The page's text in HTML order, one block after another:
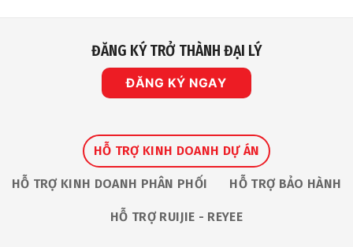
ĐĂNG KÝ TRỞ THÀNH ĐẠI LÝ
ĐĂNG KÝ NGAY
HỖ TRỢ KINH DOANH DỰ ÁN
HỖ TRỢ KINH DOANH PHÂN PHỐI HỖ TRỢ BẢO HÀNH
HỖ TRỢ RUIJIE - REYEE